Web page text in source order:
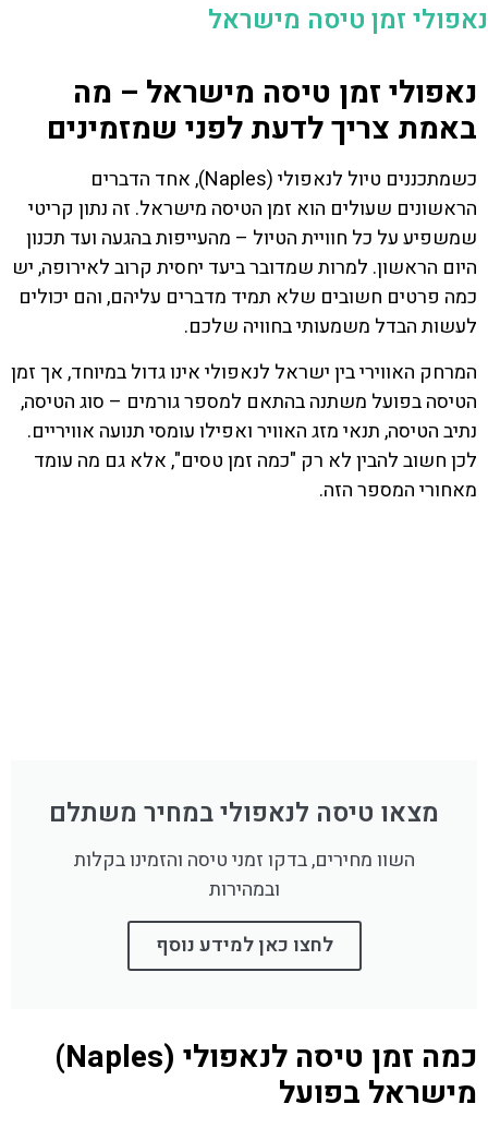
נאפולי זמן טיסה מישראל
נאפולי זמן טיסה מישראל – מה
באמת צריך לדעת לפני שמזמינים
כשמתכננים טיול לנאפולי (Naples), אחד הדברים
הראשונים שעולים הוא זמן הטיסה מישראל. זה נתון קריטי
שמשפיע על כל חוויית הטיול – מהעייפות בהגעה ועד תכנון
היום הראשון. למרות שמדובר ביעד יחסית קרוב לאירופה, יש
כמה פרטים חשובים שלא תמיד מדברים עליהם, והם יכולים
לעשות הבדל משמעותי בחוויה שלכם.
המרחק האווירי בין ישראל לנאפולי אינו גדול במיוחד, אך זמן
הטיסה בפועל משתנה בהתאם למספר גורמים – סוג הטיסה,
נתיב הטיסה, תנאי מזג האוויר ואפילו עומסי תנועה אוויריים.
לכן חשוב להבין לא רק "כמה זמן טסים", אלא גם מה עומד
מאחורי המספר הזה.
מצאו טיסה לנאפולי במחיר משתלם
השוו מחירים, בדקו זמני טיסה והזמינו בקלות
ובמהירות
לחצו כאן למידע נוסף
כמה זמן טיסה לנאפולי (Naples)
מישראל בפועל